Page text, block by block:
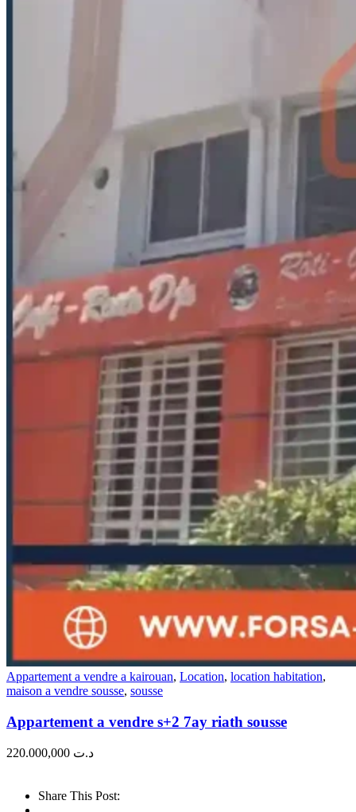
Appartement a vendre a kairouan, Location, location habitation,
maison a vendre sousse, sousse
Appartement a vendre s+2 7ay riath sousse
د.ت
Share This Post: